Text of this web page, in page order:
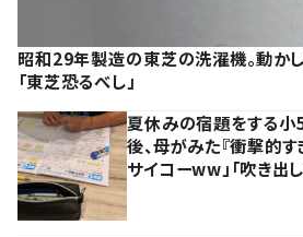
昭和29年製造の東芝の洗濯機。動か
「東芝恐るべし」
夏休みの宿題をする
後、母がみた『衝撃的
サイコーww」「吹き出